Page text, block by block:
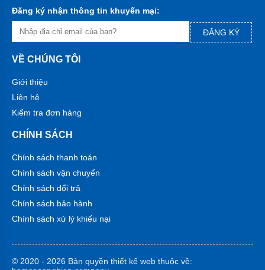
Máy
bơm
chất
Bơm
định
Bơm
động
bơm
phuy
máy
bơm
GRUNDFOS
Đăng ký nhận thông tin khuyến mại:
ĐĂNG KÝ
VỀ CHÚNG TÔI
Giới thiệu
Liên hệ
Kiểm tra đơn hàng
CHÍNH SÁCH
Chính sách thanh toán
Chính sách vận chuyển
Chính sách đổi trả
Chính sách bảo hành
Chính sách xử lý khiếu nại
© 2020 - 2026 Bản quyền thiết kế web thuộc về: